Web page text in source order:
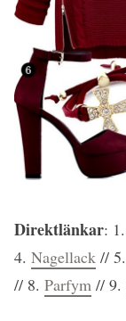
Direktlänkar: 1.
4. Nagellack // 5.
// 8. Parfym // 9.